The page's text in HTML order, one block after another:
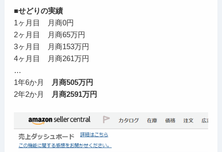
■せどりの実績
1ヶ月目 月商0円
2ヶ月目 月商65万円
3ヶ月目 月商153万円
4ヶ月目 月商261万円
…
1年6か月
月商505万円
2年2か月
月商2591万円